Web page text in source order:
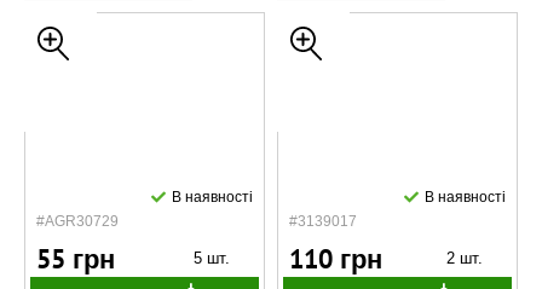
#AGR30729
В наявності
55 грн 5 шт.
#3139017
В наявності
110 грн 2 шт.